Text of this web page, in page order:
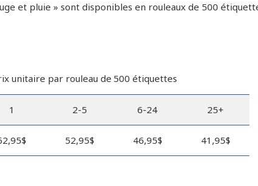
et pluie » sont disponibles en rouleaux de 500
unitaire par rouleau de 500 étiquettes
1 2-5 6-24 25+
52,95$ 46,95$ 41,95$